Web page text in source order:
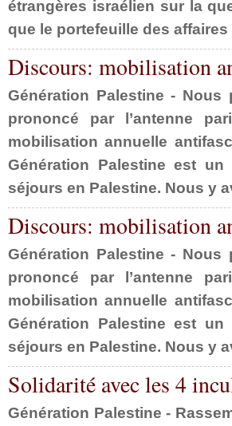
étrangères israélien sur la
que le portefeuille des
Discours: mobilisation
Génération Palestine -
prononcé par l’antenne
mobilisation annuelle
Génération Palestine est
séjours en Palestine. Nous y
Discours: mobilisation
Génération Palestine -
prononcé par l’antenne
mobilisation annuelle
Génération Palestine est
séjours en Palestine. Nous y
Solidarité avec les 4
Génération Palestine -